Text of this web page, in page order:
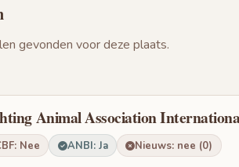
gevonden voor deze plaats.
Animal Association
Nee ANBI: Ja Nieuws: nee (0)